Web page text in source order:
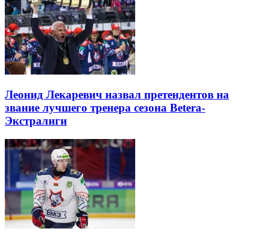
Леонид Лекаревич назвал претендентов на
звание лучшего тренера сезона Betera-
Экстралиги